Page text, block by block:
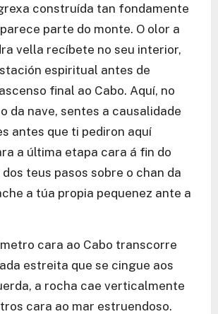
construída tan fondamente
parte do monte. O olor a
vella recíbete no seu interior,
espiritual antes de
final ao Cabo. Aquí, no
da nave, sentes a causalidade
antes que ti pediron aquí
a última etapa cara á fin do
dos teus pasos sobre o chan da
a túa propia pequenez ante a
cara ao Cabo transcorre
estreita que se cingue aos
a rocha cae verticalmente
cara ao mar estruendoso.